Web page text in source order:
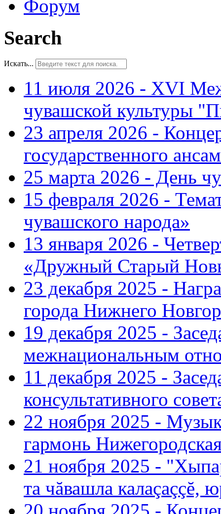
Форум
Search
Искать...
11 июля 2026 - XVI
чувашской культуры
23 апреля 2026 -
государственного
25 марта 2026 - День
15 февраля 2026 -
чувашского народа»
13 января 2026 -
«Дружный Старый
23 декабря 2025 -
города Нижнего
19 декабря 2025 -
межнациональным
11 декабря 2025 -
консультативного
22 ноября 2025 -
гармонь
21 ноября 2025 -
та чăвашла калаçаççĕ,